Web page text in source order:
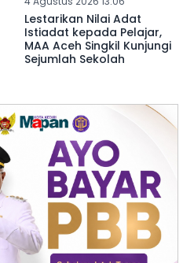
Lestarikan Nilai Adat
Istiadat kepada Pelajar,
MAA Aceh Singkil Kunjungi
Sejumlah Sekolah